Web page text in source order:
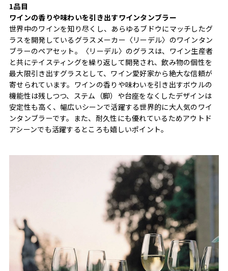
1品目
ワインの香りや味わいを引き出すワインタンブラー
世界中のワインを知り尽くし、あらゆるブドウにマッチしたグ
ラスを開発しているグラスメーカー〈リーデル〉のワインタン
ブラーのペアセット。〈リーデル〉のグラスは、ワイン生産者
と共にテイスティングを繰り返して開発され、飲み物の個性を
最大限引き出すグラスとして、ワイン愛好家から絶大な信頼が
寄せられています。ワインの香りや味わいを引き出すボウルの
機能性は残しつつ、ステム（脚）や台座をなくしたデザインは
安定性も高く、幅広いシーンで活躍する世界的に大人気のワイ
ンタンブラーです。また、耐久性にも優れているためアウトド
アシーンでも活躍するところも嬉しいポイント。